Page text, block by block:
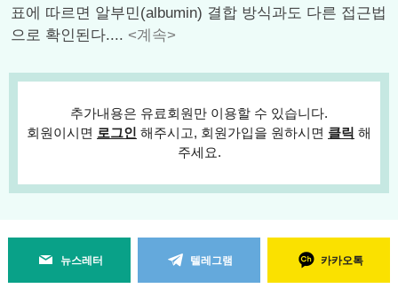
표에 따르면 알부민(albumin) 결합 방식과도 다른 접근법
으로 확인된다.... <계속>
추가내용은 유료회원만 이용할 수 있습니다.
회원이시면 로그인 해주시고, 회원가입을 원하시면 클릭 해
주세요.
뉴스레터 텔레그램 카카오톡